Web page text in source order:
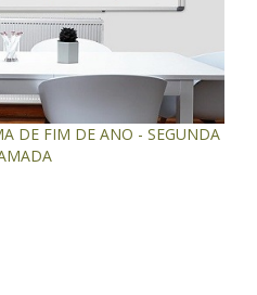
DE FIM DE ANO - SEGUNDA